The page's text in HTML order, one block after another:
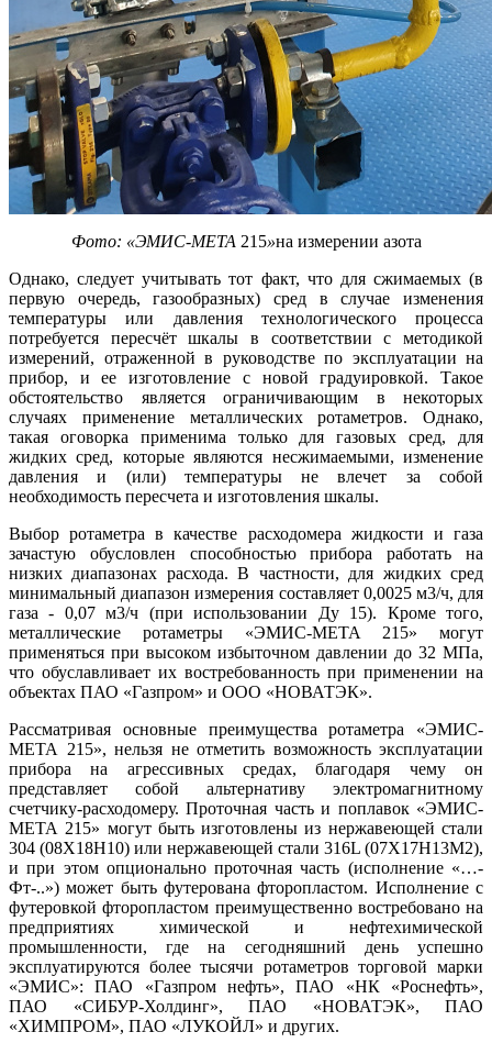
Фото: «ЭМИС-МЕТА 215»на измерении азота
Однако, следует учитывать тот факт, что для сжимаемых (в
первую очередь, газообразных) сред в случае изменения
температуры или давления технологического процесса
потребуется пересчёт шкалы в соответствии с методикой
измерений, отраженной в руководстве по эксплуатации на
прибор, и ее изготовление с новой градуировкой. Такое
обстоятельство является ограничивающим в некоторых
случаях применение металлических ротаметров. Однако,
такая оговорка применима только для газовых сред, для
жидких сред, которые являются несжимаемыми, изменение
давления и (или) температуры не влечет за собой
необходимость пересчета и изготовления шкалы.
Выбор ротаметра в качестве расходомера жидкости и газа
зачастую обусловлен способностью прибора работать на
низких диапазонах расхода. В частности, для жидких сред
минимальный диапазон измерения составляет 0,0025 м3/ч, для
газа - 0,07 м3/ч (при использовании Ду 15). Кроме того,
металлические ротаметры «ЭМИС-МЕТА 215» могут
применяться при высоком избыточном давлении до 32 МПа,
что обуславливает их востребованность при применении на
объектах ПАО «Газпром» и ООО «НОВАТЭК».
Рассматривая основные преимущества ротаметра «ЭМИС-
МЕТА 215», нельзя не отметить возможность эксплуатации
прибора на агрессивных средах, благодаря чему он
представляет собой альтернативу электромагнитному
счетчику-расходомеру. Проточная часть и поплавок «ЭМИС-
МЕТА 215» могут быть изготовлены из нержавеющей стали
304 (08Х18Н10) или нержавеющей стали 316L (07Х17Н13М2),
и при этом опционально проточная часть (исполнение «…-
Фт-..») может быть футерована фторопластом. Исполнение с
футеровкой фторопластом преимущественно востребовано на
предприятиях химической и нефтехимической
промышленности, где на сегодняшний день успешно
эксплуатируются более тысячи ротаметров торговой марки
«ЭМИС»: ПАО «Газпром нефть», ПАО «НК «Роснефть»,
ПАО «СИБУР-Холдинг», ПАО «НОВАТЭК», ПАО
«ХИМПРОМ», ПАО «ЛУКОЙЛ» и других.